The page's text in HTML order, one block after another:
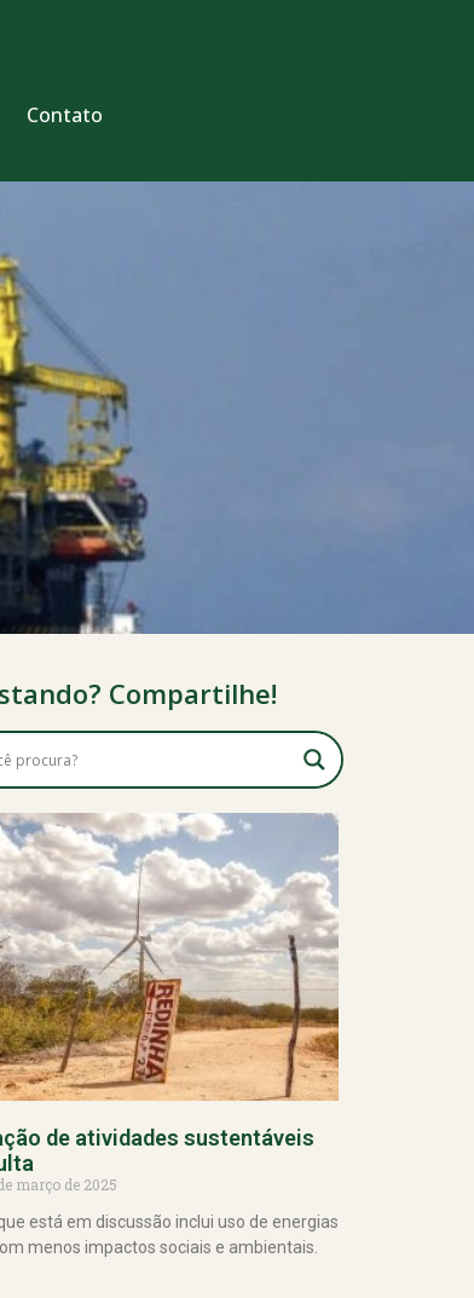
Contato
Compartilhe!
de atividades sustentáveis
março de 2025
está em discussão inclui uso de energias
menos impactos sociais e ambientais.